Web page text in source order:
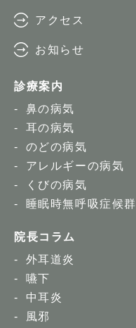
アクセス
お知らせ
診療案内
鼻の病気
耳の病気
のどの病気
アレルギーの病気
くびの病気
睡眠時無呼吸症候群
院長コラム
外耳道炎
嚥下
中耳炎
風邪